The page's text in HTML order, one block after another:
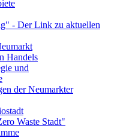
- Der Link zu aktuellen
Handels
und
der Neumarkter
Waste Stadt"